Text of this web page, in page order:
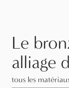
Le
alliage
tous les